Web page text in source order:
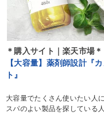
＊購入サイト｜楽天市場＊
【大容量】薬剤師設計『
ト』
大容量でたくさん使いたい人
スパのよい製品を探している